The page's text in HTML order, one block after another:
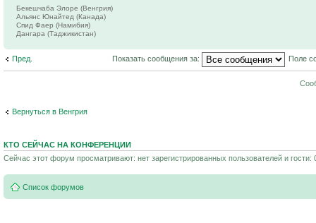
Бекешчаба Элоре (Венгрия)
Альянс Юнайтед (Канада)
Спид Фаер (Намибия)
Дангара (Таджикистан)
Пред. Показать сообщения за: Поле
Вернуться в Венгрия
КТО СЕЙЧАС НА КОНФЕРЕНЦИИ
Сейчас этот форум просматривают: нет зарегистрированных пользователей и гости:
Список форумов